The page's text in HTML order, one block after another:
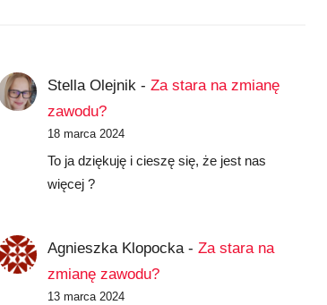
Stella Olejnik -Za stara na zmianę
zawodu?
18 marca 2024
To ja dziękuję i cieszę się, że jest nas
więcej ?
Agnieszka Klopocka-Za stara na
zmianę zawodu?
13 marca 2024